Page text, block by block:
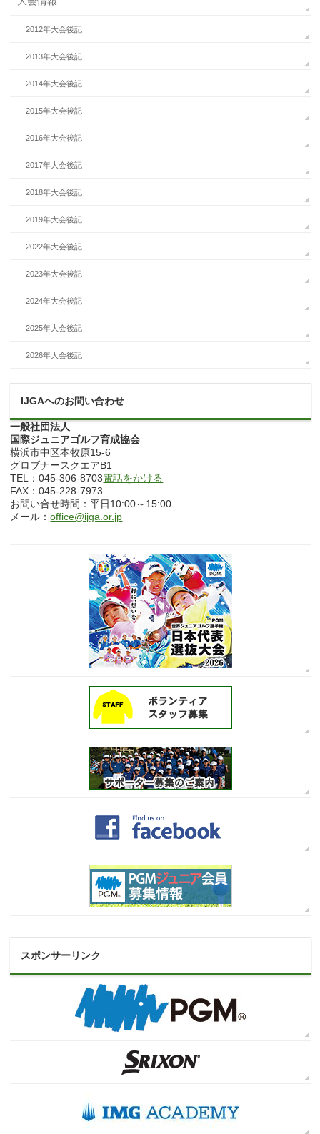
2012年大会後記
2013年大会後記
2014年大会後記
2015年大会後記
2016年大会後記
2017年大会後記
2018年大会後記
2019年大会後記
2022年大会後記
2023年大会後記
2024年大会後記
2025年大会後記
2026年大会後記
IJGAへのお問い合わせ
一般社団法人
国際ジュニアゴルフ育成協会
横浜市中区本牧原15-6
グロブナースクエアB1
TEL：045-306-8703電話をかける
FAX：045-228-7973
お問い合せ時間：平日10:00～15:00
メール：office@ijga.or.jp
スポンサーリンク